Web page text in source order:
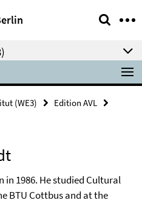
(WE3)
Edition AVL
in 1986. He studied Cultural
BTU Cottbus and at the